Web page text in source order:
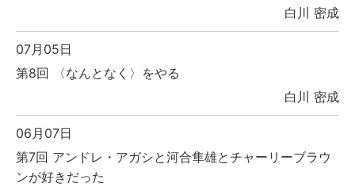
白川 密成
07月05日
第8回 〈なんとなく〉をやる
白川 密成
06月07日
第7回 アンドレ・アガシと河合隼雄とチャーリーブラウ
ンが好きだった